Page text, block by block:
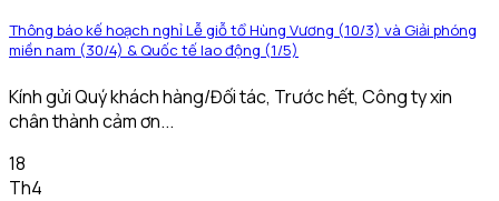
Thông báo kế hoạch nghỉ Lễ giỗ tổ Hùng Vương (10/3) và Giải phóng
miền nam (30/4) & Quốc tế lao động (1/5)
Kính gửi Quý khách hàng/Đối tác, Trước hết, Công ty xin
chân thành cảm ơn...
18
Th4